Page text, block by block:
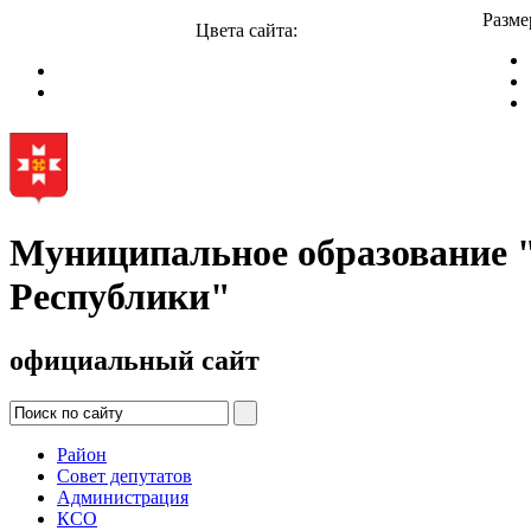
Цвета сайта:
Муниципальное
Республики"
официальный сайт
Район
Совет депутатов
Администрация
КСО